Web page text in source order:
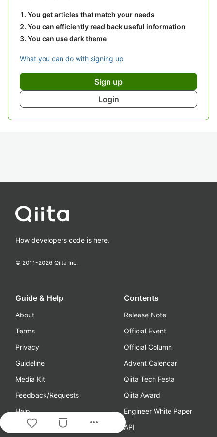
You get articles that match your needs
You can efficiently read back useful information
You can use dark theme
What you can do with signing up
Sign up
Login
more_horiz
How developers code is here.
© 2011-2026 Qiita Inc.
Guide & Help
About
Terms
Privacy
Guideline
Media Kit
Feedback/Requests
Help
Advertisement
Contents
Release Note
Official Event
Official Column
Advent Calendar
Qiita Tech Festa
Qiita Award
Engineer White Paper
API